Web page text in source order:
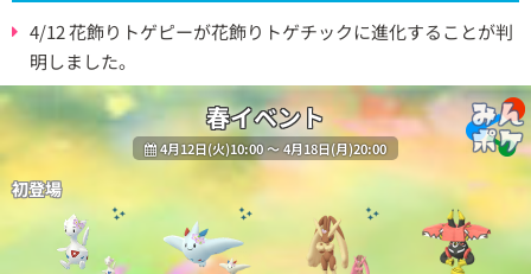
4/12 花飾りトゲピーが花飾りトゲチックに進化することが判
明しました。
春イベント
4月12日(火)10:00 〜 4月18日(月)20:00
初登場